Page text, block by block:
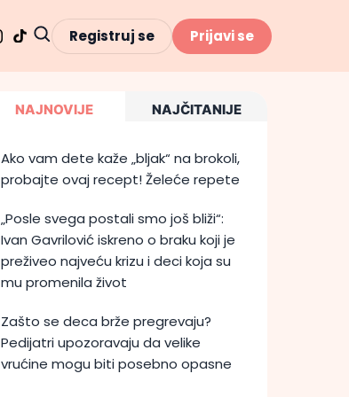
Registruj se Prijavi se
NAJNOVIJE NAJČITANIJE
Ako vam dete kaže „bljak“ na brokoli,
probajte ovaj recept! Želeće repete
„Posle svega postali smo još bliži“:
Ivan Gavrilović iskreno o braku koji je
preživeo najveću krizu i deci koja su
mu promenila život
Zašto se deca brže pregrevaju?
Pedijatri upozoravaju da velike
vrućine mogu biti posebno opasne